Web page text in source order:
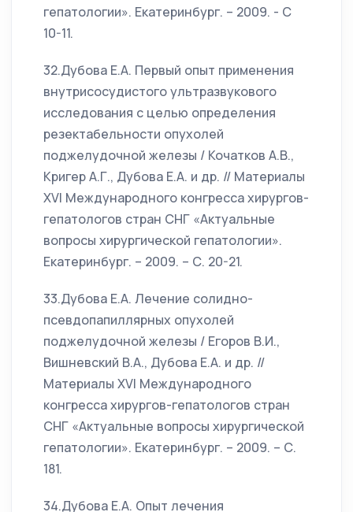
гепатологии». Екатеринбург. – 2009. - С
10-11.
32.Дубова Е.А. Первый опыт применения
внутрисосудистого ультразвукового
исследования с целью определения
резектабельности опухолей
поджелудочной железы / Кочатков А.В.,
Кригер А.Г., Дубова Е.А. и др. // Материалы
XVI Международного конгресса хирургов-
гепатологов стран СНГ «Актуальные
вопросы хирургической гепатологии».
Екатеринбург. – 2009. – С. 20-21.
33.Дубова Е.А. Лечение солидно-
псевдопапиллярных опухолей
поджелудочной железы / Егоров В.И.,
Вишневский В.А., Дубова Е.А. и др. //
Материалы XVI Международного
конгресса хирургов-гепатологов стран
СНГ «Актуальные вопросы хирургической
гепатологии». Екатеринбург. – 2009. – С.
181.
34.Дубова Е.А. Опыт лечения